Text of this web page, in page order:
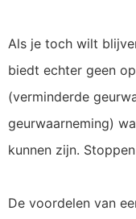
Als je toch wilt
biedt echter geen
(verminderde
geurwaarneming)
kunnen zijn.
De voordelen van